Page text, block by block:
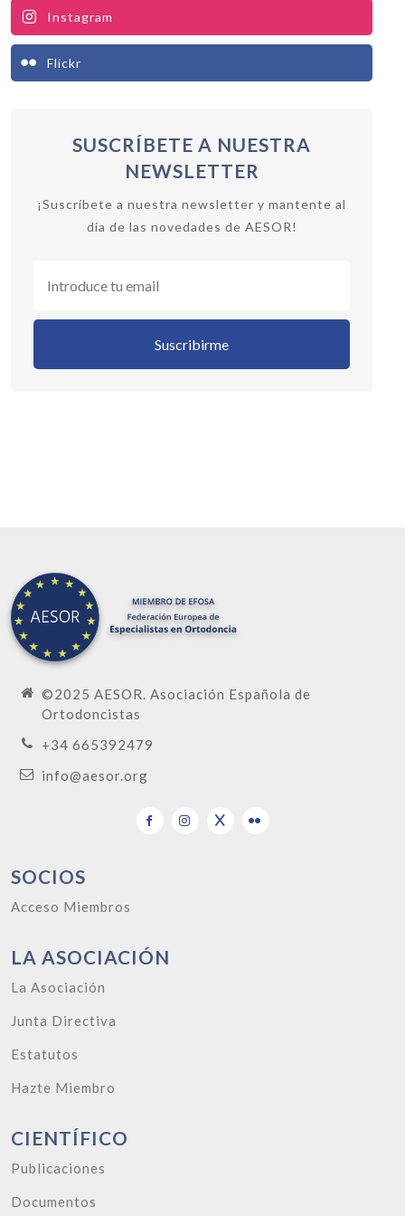
BECA NEI - NEBEOP-
NETWORK EXCELLENCE
INTERNSHIP
celebradas en octubre 2024,
9 Marzo 2026
PREMIO ORTHO-TIPO
En el contexto de la sexta
Reunión de la Asociación de
Especialistas en Ortodoncia
Instagram
Flickr
SUSCRÍBETE A NUESTRA
NEWSLETTER
¡Suscríbete a nuestra newsletter y mantente al
día de las novedades de AESOR!
Suscribirme
©2025 AESOR. Asociación Española de
Ortodoncistas
+34 665392479
info@aesor.org
SOCIOS
Acceso Miembros
LA ASOCIACIÓN
La Asociación
Junta Directiva
Estatutos
Hazte Miembro
CIENTÍFICO
Publicaciones
Documentos